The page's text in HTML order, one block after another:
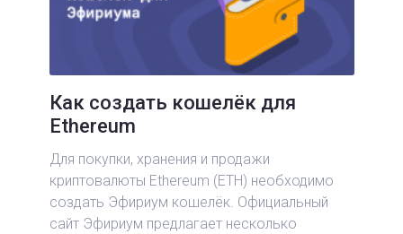
Как создать кошелёк для
Ethereum
Для покупки, хранения и продажи
криптовалюты Ethereum (ETH) необходимо
создать Эфириум кошелёк. Официальный
сайт Эфириум предлагает несколько